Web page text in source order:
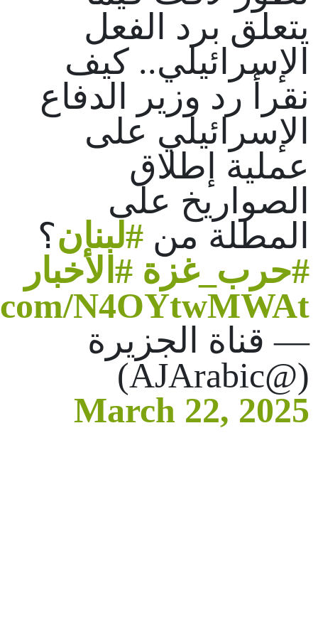
يتعلق برد الفعل
الإسرائيلي.. كيف
نقرأ رد وزير الدفاع
الإسرائيلي على
عملية إطلاق
الصواريخ على
المطلة من #لبنان؟
#حرب_غزة #الأخبار
N4OYtwMWAt
— قناة الجزيرة
(@AJArabic)
March 22, 2025